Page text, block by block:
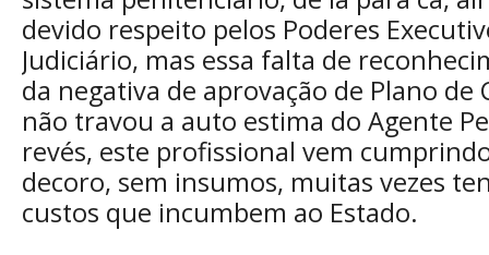
devido respeito pelos Poderes
Judiciário, mas essa falta de
da negativa de aprovação de Plano de
não travou a auto estima do Agente
revés, este profissional vem
decoro, sem insumos, muitas vezes
custos que incumbem ao Estado.